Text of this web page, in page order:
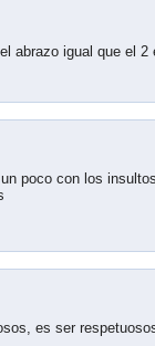
abrazo igual que el
poco con los insultos
es ser